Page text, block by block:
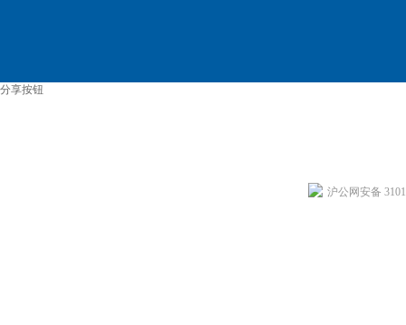
分享按钮
沪公网安备